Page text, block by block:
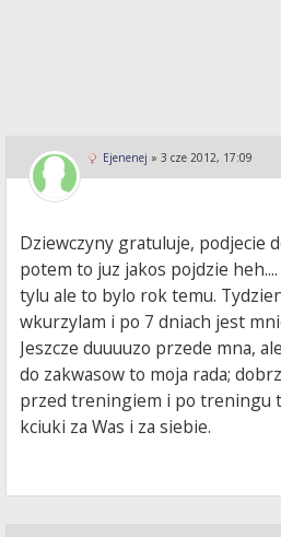
Ejenenej » 3 cze 2012, 17:09
Dziewczyny gratuluje, podjecie
potem to juz jakos pojdzie
tylu ale to bylo rok temu.
wkurzylam i po 7 dniach jest
Jeszcze duuuuzo przede mna,
do zakwasow to moja rada;
przed treningiem i po treningu
kciuki za Was i za siebie.